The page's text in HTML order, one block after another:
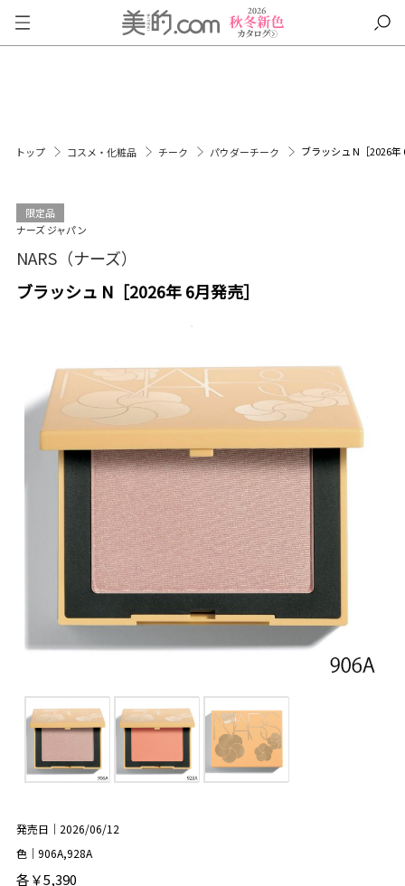
トップ コスメ・化粧品 チーク パウダーチーク ブラッシュ N［2026年
限定品
ナーズ ジャパン
NARS（ナーズ）
ブラッシュ N［2026年 6月発売］
発売日｜2026/06/12
色｜906A,928A
各￥5,390